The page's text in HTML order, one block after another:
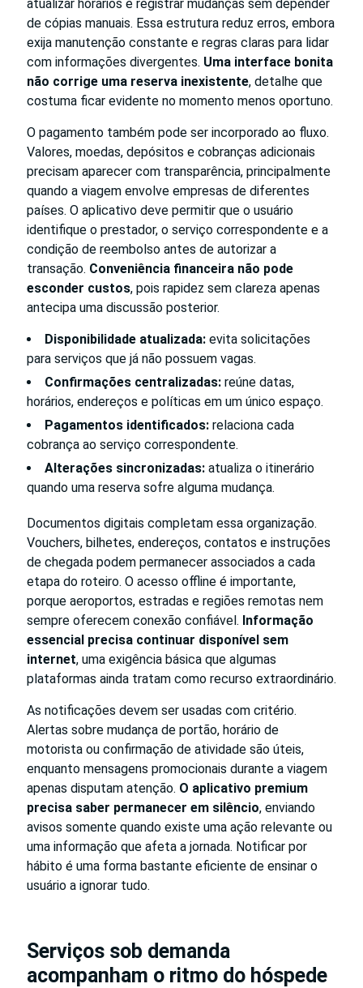
atualizar horários e registrar mudanças sem depender
de cópias manuais. Essa estrutura reduz erros, embora
exija manutenção constante e regras claras para lidar
com informações divergentes. Uma interface bonita
não corrige uma reserva inexistente, detalhe que
costuma ficar evidente no momento menos oportuno.
O pagamento também pode ser incorporado ao fluxo.
Valores, moedas, depósitos e cobranças adicionais
precisam aparecer com transparência, principalmente
quando a viagem envolve empresas de diferentes
países. O aplicativo deve permitir que o usuário
identifique o prestador, o serviço correspondente e a
condição de reembolso antes de autorizar a
transação. Conveniência financeira não pode
esconder custos, pois rapidez sem clareza apenas
antecipa uma discussão posterior.
Disponibilidade atualizada: evita solicitações
para serviços que já não possuem vagas.
Confirmações centralizadas: reúne datas,
horários, endereços e políticas em um único espaço.
Pagamentos identificados: relaciona cada
cobrança ao serviço correspondente.
Alterações sincronizadas: atualiza o itinerário
quando uma reserva sofre alguma mudança.
Documentos digitais completam essa organização.
Vouchers, bilhetes, endereços, contatos e instruções
de chegada podem permanecer associados a cada
etapa do roteiro. O acesso offline é importante,
porque aeroportos, estradas e regiões remotas nem
sempre oferecem conexão confiável. Informação
essencial precisa continuar disponível sem
internet, uma exigência básica que algumas
plataformas ainda tratam como recurso extraordinário.
As notificações devem ser usadas com critério.
Alertas sobre mudança de portão, horário de
motorista ou confirmação de atividade são úteis,
enquanto mensagens promocionais durante a viagem
apenas disputam atenção. O aplicativo premium
precisa saber permanecer em silêncio, enviando
avisos somente quando existe uma ação relevante ou
uma informação que afeta a jornada. Notificar por
hábito é uma forma bastante eficiente de ensinar o
usuário a ignorar tudo.
Serviços sob demanda
acompanham o ritmo do hóspede